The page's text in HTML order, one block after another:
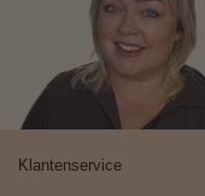
Klantenservice